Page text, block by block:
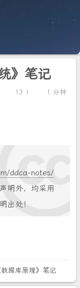
》笔记
13 1 分钟
ddca-notes/
明外，均采用
出处！
数据库原理》笔记